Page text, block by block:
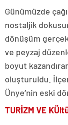
Günümüzde
nostaljik
dönüşüm
ve peyzaj
boyut
oluşturuldu.
Ünye’nin eski
TURİZM VE